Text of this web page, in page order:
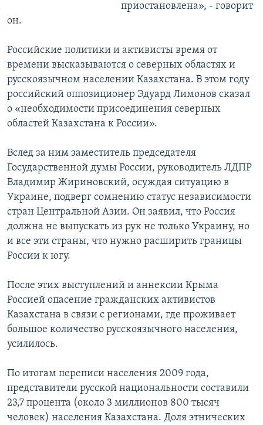
приостановлена», - говорит
он.
Российские политики и активисты время от
времени высказываются о северных областях и
русскоязычном населении Казахстана. В этом году
российский оппозиционер Эдуард Лимонов сказал
о «необходимости присоединения северных
областей Казахстана к России».
Вслед за ним заместитель председателя
Государственной думы России, руководитель ЛДПР
Владимир Жириновский, осуждая ситуацию в
Украине, подверг сомнению статус независимости
стран Центральной Азии. Он заявил, что Россия
должна не выпускать из рук не только Украину, но
и все эти страны, что нужно расширить границы
России к югу.
После этих выступлений и аннексии Крыма
Россией опасение гражданских активистов
Казахстана в связи с регионами, где проживает
большое количество русскоязычного населения,
усилилось.
По итогам переписи населения 2009 года,
представители русской национальности составили
23,7 процента (около 3 миллионов 800 тысяч
человек) населения Казахстана. Доля этнических